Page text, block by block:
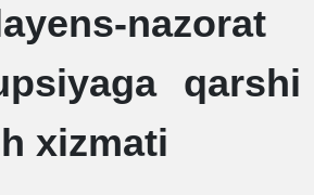
nazorat
qarshi
xizmati